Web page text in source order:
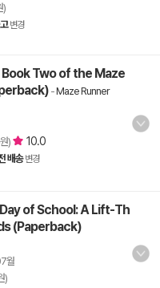
)
변경
Two of the Maze
-Maze Runner
) 10.0
배송 변경
of School: A Lift-Th
(Paperback)
월
)